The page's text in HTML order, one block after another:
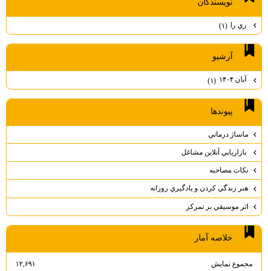
نويسندگان
ري را
آرشيو
آبان ۱۴۰۴ (۱)
پيوندها
ماساژ درماني
بازاريابي آنلاين مشاغل
نكات مصاحبه
هنر زندگي كردن و يادگيري روزانه
اثر موسيقي بر تمركز
خلاصه آمار
مجموع نمایش‌ ۱۲,۶۹۱